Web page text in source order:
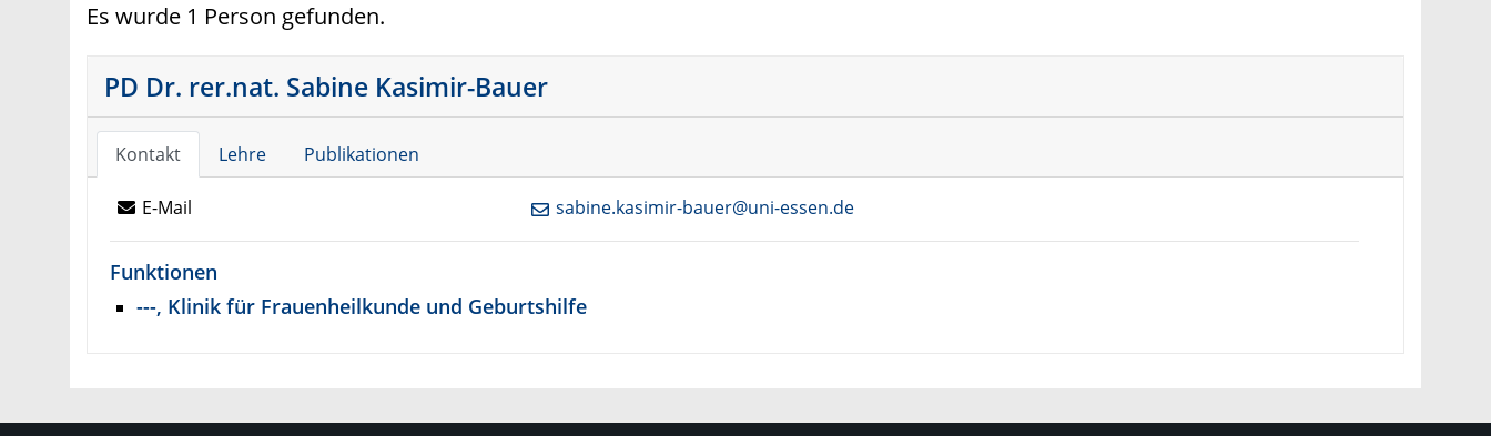
Es wurde 1 Person gefunden.
PD Dr. rer.nat. Sabine Kasimir-Bauer
Kontakt Lehre Publikationen
E-Mail sabine.kasimir-bauer@uni-essen.de
Funktionen
---, Klinik für Frauenheilkunde und Geburtshilfe